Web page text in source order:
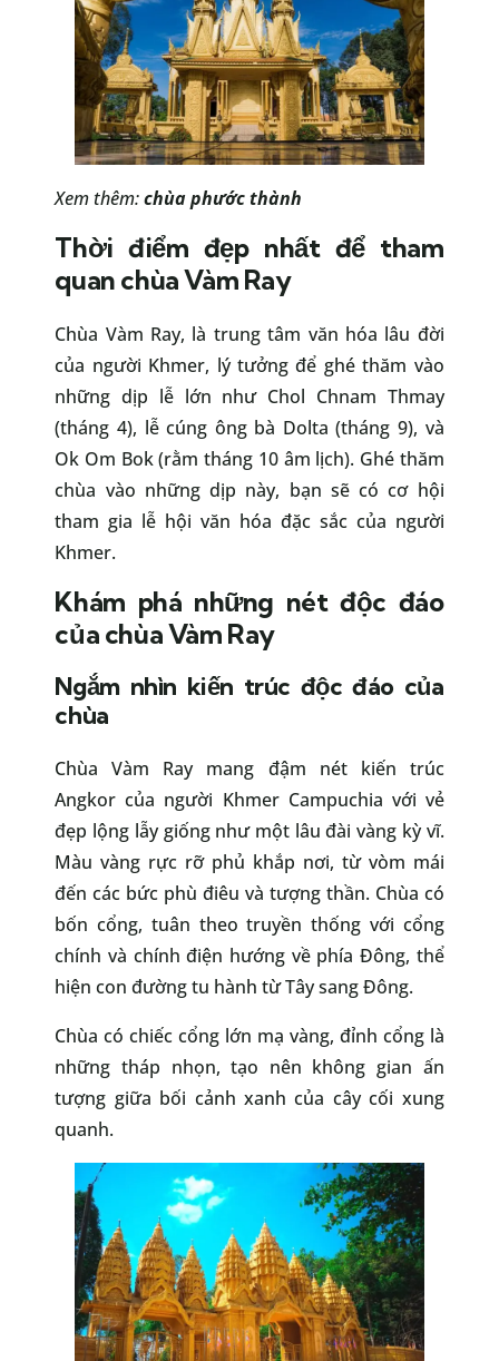
Xem thêm:chùa phước thành
Thời điểm đẹp nhất để tham
quan chùa Vàm Ray
Chùa Vàm Ray, là trung tâm văn hóa lâu đời
của người Khmer, lý tưởng để ghé thăm vào
những dịp lễ lớn như Chol Chnam Thmay
(tháng 4), lễ cúng ông bà Dolta (tháng 9), và
Ok Om Bok (rằm tháng 10 âm lịch). Ghé thăm
chùa vào những dịp này, bạn sẽ có cơ hội
tham gia lễ hội văn hóa đặc sắc của người
Khmer.
Khám phá những nét độc đáo
của chùa Vàm Ray
Ngắm nhìn kiến trúc độc đáo của
chùa
Chùa Vàm Ray mang đậm nét kiến trúc
Angkor của người Khmer Campuchia với vẻ
đẹp lộng lẫy giống như một lâu đài vàng kỳ vĩ.
Màu vàng rực rỡ phủ khắp nơi, từ vòm mái
đến các bức phù điêu và tượng thần. Chùa có
bốn cổng, tuân theo truyền thống với cổng
chính và chính điện hướng về phía Đông, thể
hiện con đường tu hành từ Tây sang Đông.
Chùa có chiếc cổng lớn mạ vàng, đỉnh cổng là
những tháp nhọn, tạo nên không gian ấn
tượng giữa bối cảnh xanh của cây cối xung
quanh.